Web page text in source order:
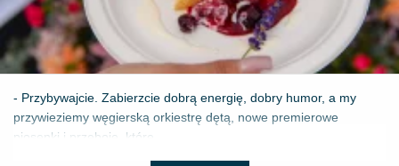
- Przybywajcie. Zabierzcie dobrą energię, dobry humor, a my
przywieziemy węgierską orkiestrę dętą, nowe premierowe
piosenki i przeboje, które ...